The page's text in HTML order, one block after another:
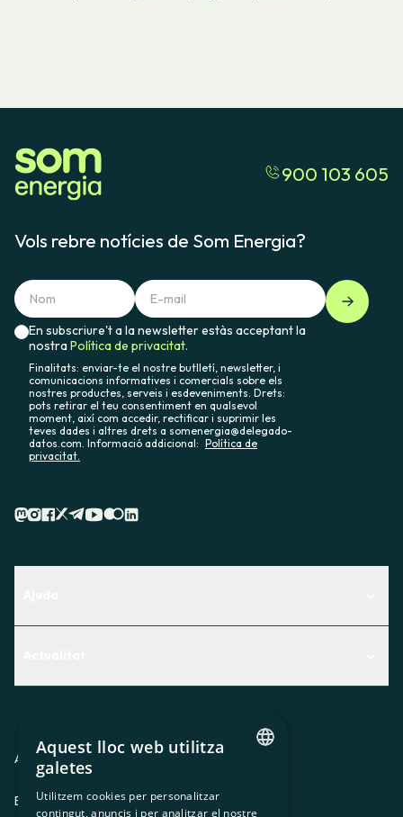
900 103 605
Vols rebre notícies de Som Energia?
En subscriure't a la newsletter estàs acceptant la
nostraPolítica de privacitat.
Finalitats: enviar-te el nostre butlletí, newsletter, i
comunicacions informatives i comercials sobre els
nostres productes, serveis i esdeveniments. Drets:
pots retirar el teu consentiment en qualsevol
moment, així com accedir, rectificar i suprimir les
teves dades i altres drets a somenergia@delegado-
datos.com. Informació addicional: Política de
privacitat.
Premsa
Treballa amb nosaltres
Avis legal Política de privacitatPolítica de cookies
ES CAGLEU
SPANISH
Aquest lloc web utilitza
galetes
Utilitzem cookies per personalitzar
contingut, anuncis i per analitzar el nostre